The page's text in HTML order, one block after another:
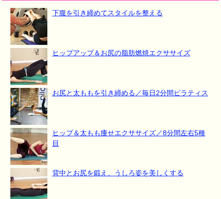
下腹を引き締めてスタイルを整える
ヒップアップ＆お尻の脂肪燃焼エクササイズ
お尻と太ももを引き締める／毎日2分間ピラティス
ヒップ＆太もも痩せエクササイズ／8分間左右5種
目
背中とお尻を鍛え、うしろ姿を美しくする